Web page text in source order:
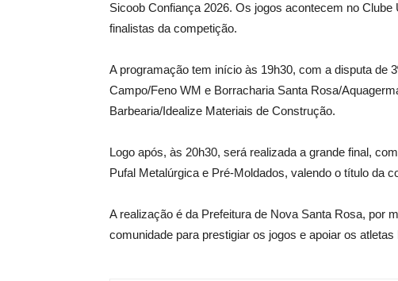
Sicoob Confiança 2026. Os jogos acontecem no
finalistas da competição.
A programação tem início às 19h30, com a disputa de
Campo/Feno WM e Borracharia Santa Rosa/
Barbearia/Idealize Materiais de Construção.
Logo após, às 20h30, será realizada a grande final,
Pufal Metalúrgica e Pré-Moldados, valendo o título da
A realização é da Prefeitura de Nova Santa Rosa, por
comunidade para prestigiar os jogos e apoiar os atletas